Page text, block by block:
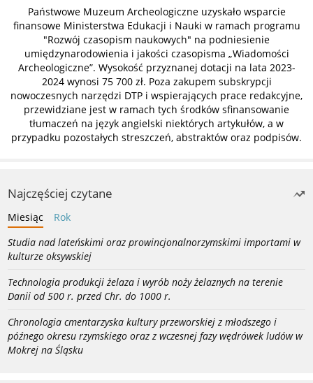
Państwowe Muzeum Archeologiczne uzyskało wsparcie
finansowe Ministerstwa Edukacji i Nauki w ramach programu
"Rozwój czasopism naukowych" na podniesienie
umiędzynarodowienia i jakości czasopisma „Wiadomości
Archeologiczne”. Wysokość przyznanej dotacji na lata 2023-
2024 wynosi 75 700 zł. Poza zakupem subskrypcji
nowoczesnych narzędzi DTP i wspierających prace redakcyjne,
przewidziane jest w ramach tych środków sfinansowanie
tłumaczeń na język angielski niektórych artykułów, a w
przypadku pozostałych streszczeń, abstraktów oraz podpisów.
Najczęściej czytane
Miesiąc
Rok
Studia nad lateńskimi oraz prowincjonalnorzymskimi importami w
kulturze oksywskiej
Technologia produkcji żelaza i wyrób noży żelaznych na terenie
Danii od 500 r. przed Chr. do 1000 r.
Chronologia cmentarzyska kultury przeworskiej z młodszego i
późnego okresu rzymskiego oraz z wczesnej fazy wędrówek ludów w
Mokrej na Śląsku